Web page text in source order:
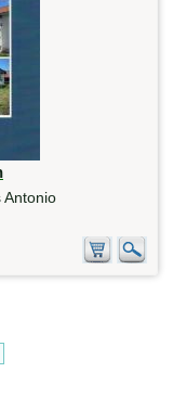
Antonio